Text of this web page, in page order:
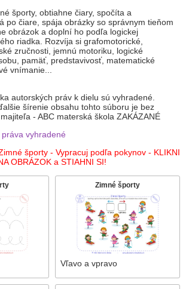
športy, obtiahne čiary, spočíta a
po čiare, spája obrázky so správnym tieňom
obrázok a doplní ho podľa logickej
riadka. Rozvíja si grafomotorické,
zručnosti, jemnú motoriku, logické
pamäť, predstavivosť, matematické
vnímanie...
autorských práv k dielu sú vyhradené.
šírenie obsahu tohto súboru je bez
- ABC materská škola ZAKÁZANÉ
vyhradené
športy - Vypracuj podľa pokynov - KLIKNI
OBRÁZOK a STIAHNI SI!
Zimné športy
Vľavo a vpravo